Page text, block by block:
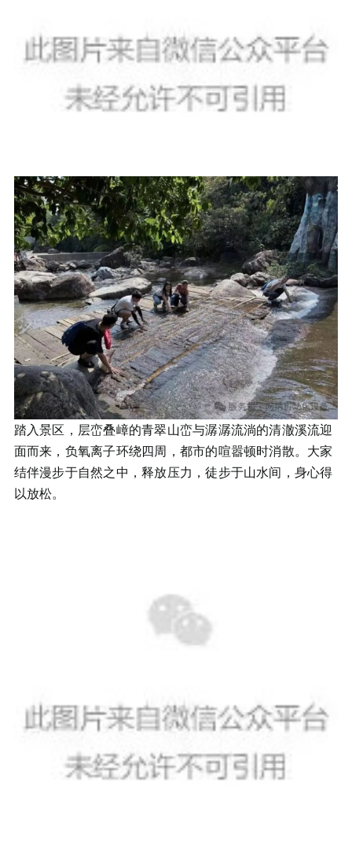
踏入景区，层峦叠嶂的青翠山峦与潺潺流淌的清澈溪流迎
面而来，负氧离子环绕四周，都市的喧嚣顿时消散。大家
结伴漫步于自然之中，释放压力，徒步于山水间，身心得
以放松。